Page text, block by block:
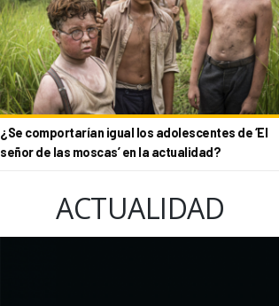
¿Se comportarían igual los adolescentes de ‘El
señor de las moscas’ en la actualidad?
ACTUALIDAD